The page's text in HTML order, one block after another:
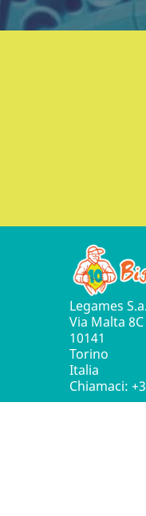
Legames
Via Malta 8C
10141
Torino
Italia
Chiamaci: